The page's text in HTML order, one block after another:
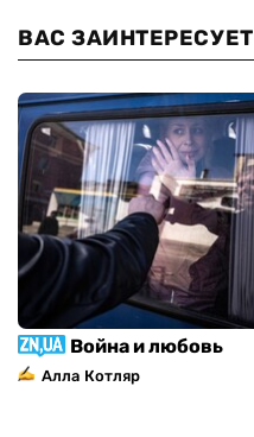
ВАС ЗАИНТЕРЕСУЕТ
Война и любовь
Алла Котляр